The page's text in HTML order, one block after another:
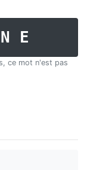
ce mot n'est pas